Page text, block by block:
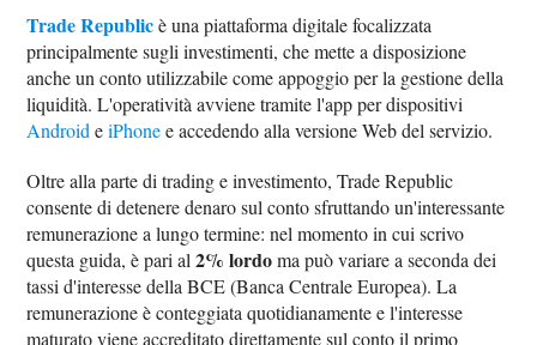
Trade Republicè una piattaforma digitale focalizzata
principalmente sugli investimenti, che mette a disposizione
anche un conto utilizzabile come appoggio per la gestione della
liquidità. L'operatività avviene tramite l'app per dispositivi
Android eiPhonee accedendo alla versione Web del servizio.
Oltre alla parte di trading e investimento, Trade Republic
consente di detenere denaro sul conto sfruttando un'interessante
remunerazione a lungo termine: nel momento in cui scrivo
questa guida, è pari al2% lordoma può variare a seconda dei
tassi d'interesse della BCE (Banca Centrale Europea). La
remunerazione è conteggiata quotidianamente e l'interesse
maturato viene accreditato direttamente sul conto il primo